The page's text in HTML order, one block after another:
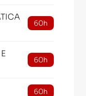
60h
60h
60h